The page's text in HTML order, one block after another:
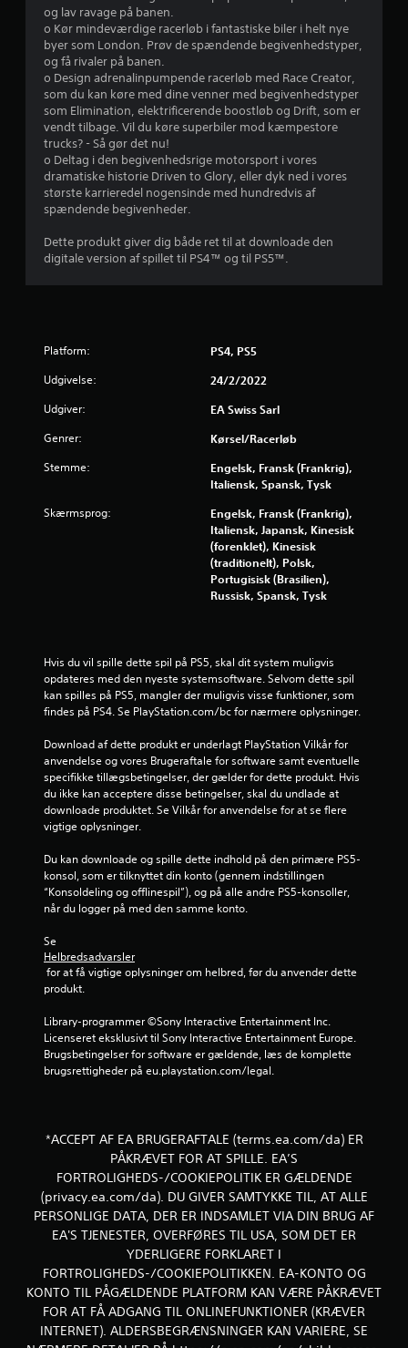
2
s
t
j
e
r
e
e
m
r
n
e
r
f
r
a
7
v
d
e
r
n
g
og lav ravage på banen.
o Kør mindeværdige racerløb i fantastiske biler i helt nye
byer som London. Prøv de spændende begivenhedstyper,
og få rivaler på banen.
o Design adrenalinpumpende racerløb med Race Creator,
som du kan køre med dine venner med begivenhedstyper
som Elimination, elektrificerende boostløb og Drift, som er
vendt tilbage. Vil du køre superbiler mod kæmpestore
trucks? - Så gør det nu!
o Deltag i den begivenhedsrige motorsport i vores
dramatiske historie Driven to Glory, eller dyk ned i vores
største karrieredel nogensinde med hundredvis af
spændende begivenheder.
Dette produkt giver dig både ret til at downloade den
digitale version af spillet til PS4™ og til PS5™.
Platform: PS4, PS5
Udgivelse: 24/2/2022
Udgiver: EA Swiss Sarl
Genrer: Kørsel/racerløb
Stemme:
Engelsk, Fransk (Frankrig),
Italiensk, Spansk, Tysk
Skærmsprog:
Engelsk, Fransk (Frankrig),
Italiensk, Japansk, Kinesisk
(forenklet), Kinesisk
(traditionelt), Polsk,
Portugisisk (Brasilien),
Russisk, Spansk, Tysk
Hvis du vil spille dette spil på PS5, skal dit system muligvis
opdateres med den nyeste systemsoftware. Selvom dette spil
kan spilles på PS5, mangler der muligvis visse funktioner, som
findes på PS4. Se PlayStation.com/bc for nærmere oplysninger.
Download af dette produkt er underlagt PlayStation Vilkår for
anvendelse og vores Brugeraftale for software samt eventuelle
specifikke tillægsbetingelser, der gælder for dette produkt. Hvis
du ikke kan acceptere disse betingelser, skal du undlade at
downloade produktet. Se Vilkår for anvendelse for at se flere
vigtige oplysninger.
Du kan downloade og spille dette indhold på den primære PS5-
konsol, som er tilknyttet din konto (gennem indstillingen
“Konsoldeling og offlinespil”), og på alle andre PS5-konsoller,
når du logger på med den samme konto.
Se
Helbredsadvarsler
produkt.
Library-programmer ©Sony Interactive Entertainment Inc.
Licenseret eksklusivt til Sony Interactive Entertainment Europe.
Brugsbetingelser for software er gældende, læs de komplette
brugsrettigheder på eu.playstation.com/legal.
*ACCEPT AF EA BRUGERAFTALE (terms.ea.com/da) ER
PÅKRÆVET FOR AT SPILLE. EA’S
FORTROLIGHEDS-/COOKIEPOLITIK ER GÆLDENDE
(privacy.ea.com/da). DU GIVER SAMTYKKE TIL, AT ALLE
PERSONLIGE DATA, DER ER INDSAMLET VIA DIN BRUG AF
EA'S TJENESTER, OVERFØRES TIL USA, SOM DET ER
YDERLIGERE FORKLARET I
FORTROLIGHEDS-/COOKIEPOLITIKKEN. EA-KONTO OG
KONTO TIL PÅGÆLDENDE PLATFORM KAN VÆRE PÅKRÆVET
FOR AT FÅ ADGANG TIL ONLINEFUNKTIONER (KRÆVER
INTERNET). ALDERSBEGRÆNSNINGER KAN VARIERE, SE